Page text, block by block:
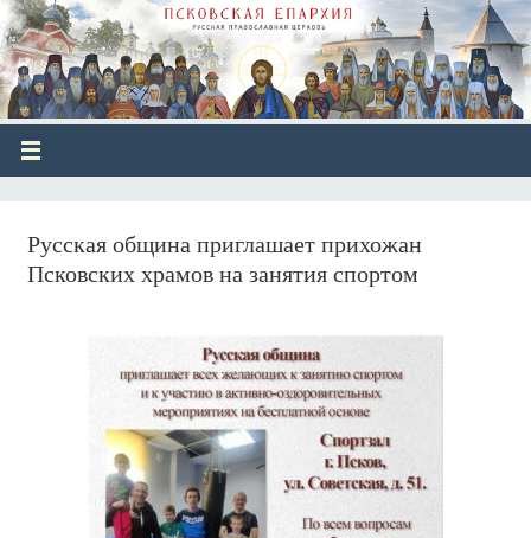
Русская община приглашает прихожан
Псковских храмов на занятия спортом